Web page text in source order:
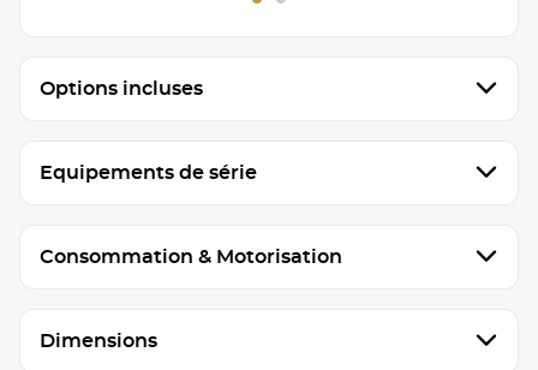
Options incluses
Equipements de série
Consommation & Motorisation
Dimensions